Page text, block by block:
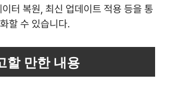
터 복원, 최신 업데이트 적용 등을 통
할 수 있습니다.
할 만한 내용